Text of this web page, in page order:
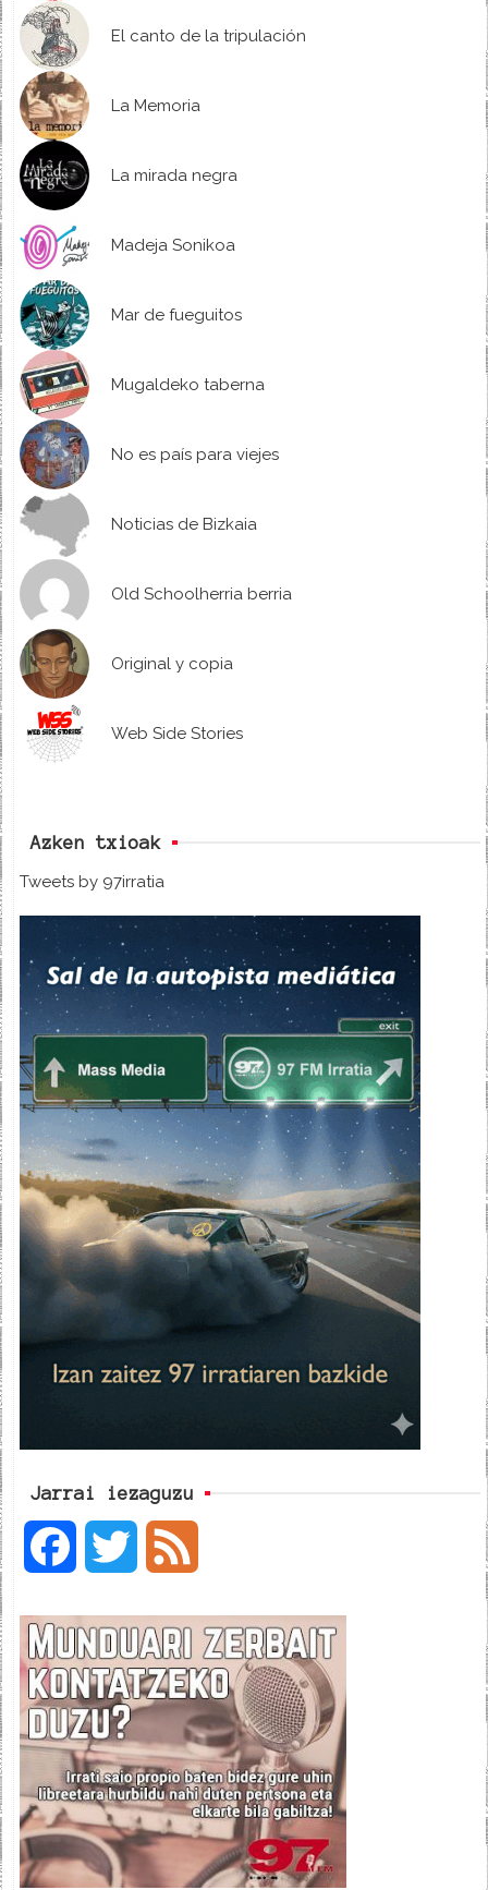
El canto de la tripulación
La Memoria
La mirada negra
Madeja Sonikoa
Mar de fueguitos
Mugaldeko taberna
No es país para viejes
Noticias de Bizkaia
Old Schoolherria berria
Original y copia
Web Side Stories
Azken txioak
Tweets by 97irratia
Jarrai iezaguzu
c
e
b
o
o
i
t
t
e
e
d